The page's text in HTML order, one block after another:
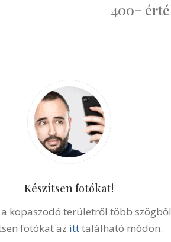
400+
Készítsen fotókat!
kopaszodó területről több szögből
fotókat az itttalálható módon.